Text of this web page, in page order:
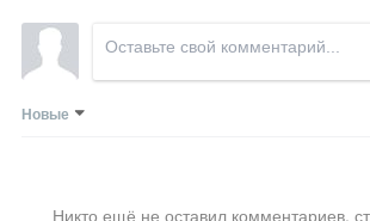
Новые
Никто ещё не оставил комментариев,